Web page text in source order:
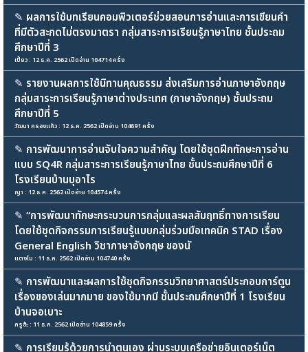
✎ ผลการใช้บทเรียนคอมพิวเตอร์ช่วยสอนการอ่านและการเขียนคำ
ที่มีตัวสะกดไม่ตรงมาตรา กลุ่มสาระการเรียนรู้ภาษาไทย ชั้นประถม
ศึกษาปีที่ 3
เปี้ยว : 12 ธ.ค. 2562 เปิดอ่าน 104714 ครั้ง
✎ รายงานผลการใช้นิทานคุณธรรม ส่งเสริมการอ่านภาษาอังกฤษ
กลุ่มสาระการเรียนรู้ภาษาต่างประเทศ (ภาษาอังกฤษ) ชั้นประถม
ศึกษาปีที่ 5
วัฒนา ครองแก้ว : 12 ธ.ค. 2562 เปิดอ่าน 104691 ครั้ง
✎ การพัฒนาการอ่านจับใจความสำคัญ โดยใช้ชุดฝึกทักษะการอ่าน
แบบ SQ4R กลุ่มสาระการเรียนรู้ภาษาไทย ชั้นประถมศึกษาปีที่ 6
โรงเรียนบ้านบุอาไร
ญา : 12 ธ.ค. 2562 เปิดอ่าน 104574 ครั้ง
✎ “การพัฒนาทักษะกระบวนการกลุ่มและผลสัมฤทธิ์ทางการเรียน
โดยใช้ชุดกิจกรรมการเรียนรู้แบบกลุ่มร่วมมือเทคนิค STAD เรื่อง
General English วิชาภาษาอังกฤษ ของนั
แตงโม : 11 ธ.ค. 2562 เปิดอ่าน 104740 ครั้ง
✎ การพัฒนาและผลการใช้ชุดกิจกรรมวิทยาศาสตร์ประกอบการ์ตูน
เรื่องของเล่นมากมาย ของใช้มากมี ชั้นประถมศึกษาปีที่ 1 โรงเรียน
บ้านจอเบาะ
ครูฮ้ะ : 11 ธ.ค. 2562 เปิดอ่าน 104859 ครั้ง
✎ การเรียนรู้ด้วยการนำตนเอง ผ่านระบบเครือข่ายอินเตอร์เน็ต